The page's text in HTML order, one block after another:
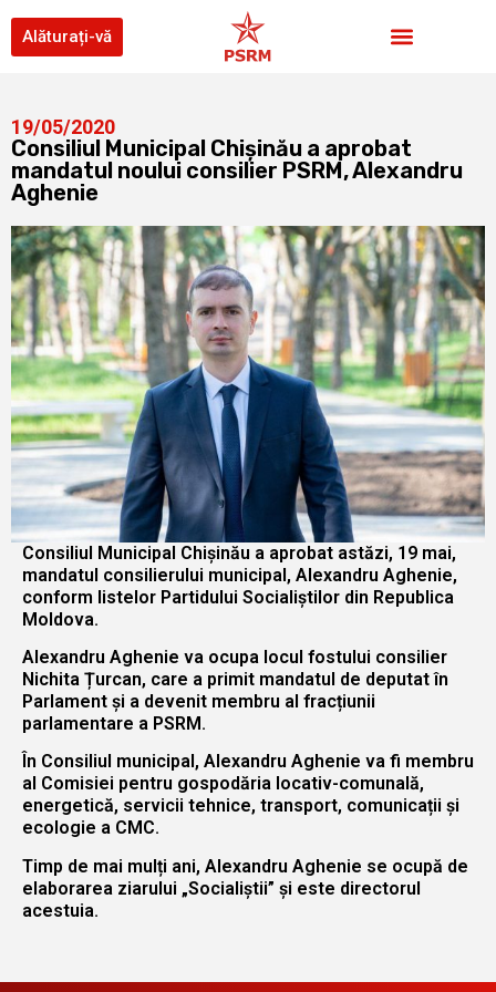
Alăturați-vă
19/05/2020
Consiliul Municipal Chișinău a aprobat
mandatul noului consilier PSRM, Alexandru
Aghenie
Consiliul Municipal Chișinău a aprobat astăzi, 19 mai,
mandatul consilierului municipal, Alexandru Aghenie,
conform listelor Partidului Socialiștilor din Republica
Moldova.
Alexandru Aghenie va ocupa locul fostului consilier
Nichita Țurcan, care a primit mandatul de deputat în
Parlament și a devenit membru al fracțiunii
parlamentare a PSRM.
În Consiliul municipal, Alexandru Aghenie va fi membru
al Comisiei pentru gospodăria locativ-comunală,
energetică, servicii tehnice, transport, comunicații și
ecologie a CMC.
Timp de mai mulți ani, Alexandru Aghenie se ocupă de
elaborarea ziarului „Socialiștii” și este directorul
acestuia.